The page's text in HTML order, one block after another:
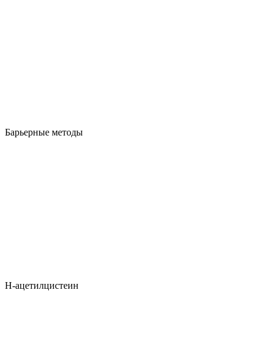
Барьерные методы
Н-ацетилцистеин